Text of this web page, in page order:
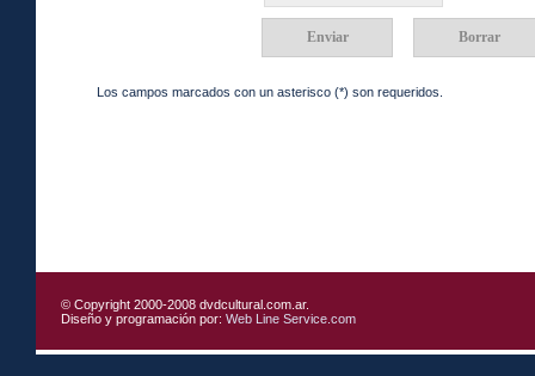
Los campos marcados con un asterisco (*) son requeridos.
© Copyright 2000-2008 dvdcultural.com.ar.
Diseño y programación por:Web Line Service.com